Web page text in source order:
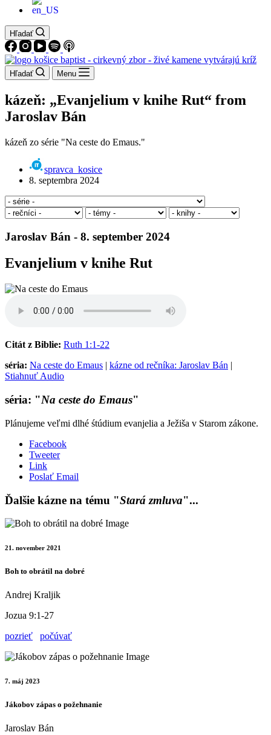
Hľadať
Hľadať Menu
kázeň: „Evanjelium v knihe Rut“ from
Jaroslav Bán
kázeň zo série "Na ceste do Emaus."
spravca_kosice
8. septembra 2024
Jaroslav Bán - 8. september 2024
Evanjelium v knihe Rut
Citát z Biblie: Ruth 1:1-22
séria: Na ceste do Emaus | kázne od rečníka: Jaroslav Bán |
Stiahnuť Audio
séria: "Na ceste do Emaus"
Plánujeme veľmi dlhé śtúdium evanjelia a Ježiša v Starom zákone.
Facebook
Tweeter
Link
Poslať Email
Ďalšie kázne na tému "Stará zmluva"...
21. november 2021
Boh to obrátil na dobré
Andrej Kraljik
Jozua 9:1-27
pozrieť
počúvať
7. máj 2023
Jákobov zápas o požehnanie
Jaroslav Bán